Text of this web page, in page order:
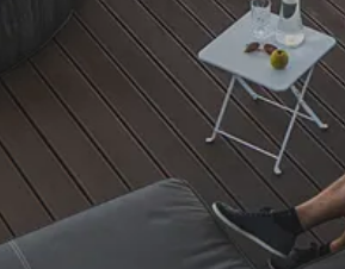
Trusted Shops
4,81/ 5
25.974 Bewertungen